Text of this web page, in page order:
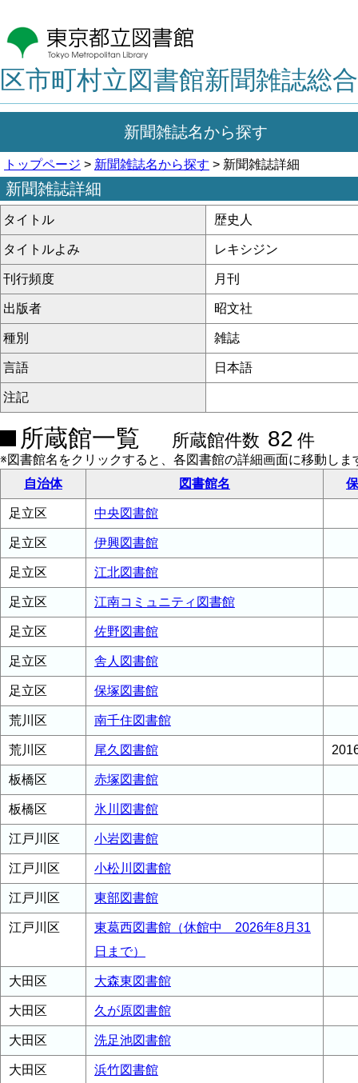
区市町村立図書館新聞雑誌総
新聞雑誌名から探す
トップページ > 新聞雑誌名から探す > 新聞雑誌詳細
新聞雑誌詳細
タイトル 歴史人
タイトルよみ レキシジン
刊行頻度 月刊
出版者 昭文社
種別 雑誌
言語 日本語
注記
所蔵館一覧 所蔵館件数 82 件
※図書館名をクリックすると、各図書館の詳細画面に移動しま
自治体
図書館名
足立区 中央図書館
足立区 伊興図書館
足立区 江北図書館
足立区 江南コミュニティ図書館
足立区 佐野図書館
足立区 舎人図書館
足立区 保塚図書館
荒川区 南千住図書館
荒川区 尾久図書館
板橋区 赤塚図書館
板橋区 氷川図書館
江戸川区 小岩図書館
江戸川区 小松川図書館
江戸川区 東部図書館
江戸川区
東葛西図書館（休館中 2026年8月31
日まで）
大田区 大森東図書館
大田区 久が原図書館
大田区 洗足池図書館
大田区 浜竹図書館